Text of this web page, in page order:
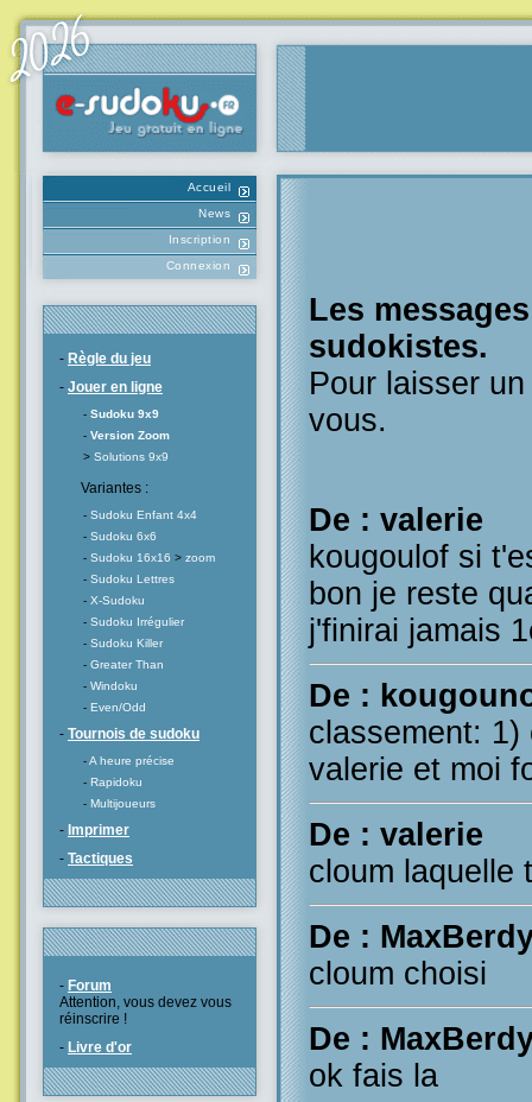
Accueil
News
Inscription
Connexion
- Règle du jeu
- Jouer en ligne
- Sudoku 9x9
- Version Zoom
> Solutions 9x9
Variantes :
- Sudoku Enfant 4x4
- Sudoku 6x6
- Sudoku 16x16 > zoom
- Sudoku Lettres
- X-Sudoku
- Sudoku Irrégulier
- Sudoku Killer
- Greater Than
- Windoku
- Even/Odd
- Tournois de sudoku
-A heure précise
- Rapidoku
- Multijoueurs
- Imprimer
- Tactiques
- Forum
Attention, vous devez vous
réinscrire !
- Livre d'or
Les
sudokistes.
Pour laisser
vous.
De : valerie
kougoulof si
bon je reste
j'finirai jamais
De :
classement: 1)
valerie et moi
De : valerie
cloum laquelle
De :
cloum choisi
De :
ok fais la